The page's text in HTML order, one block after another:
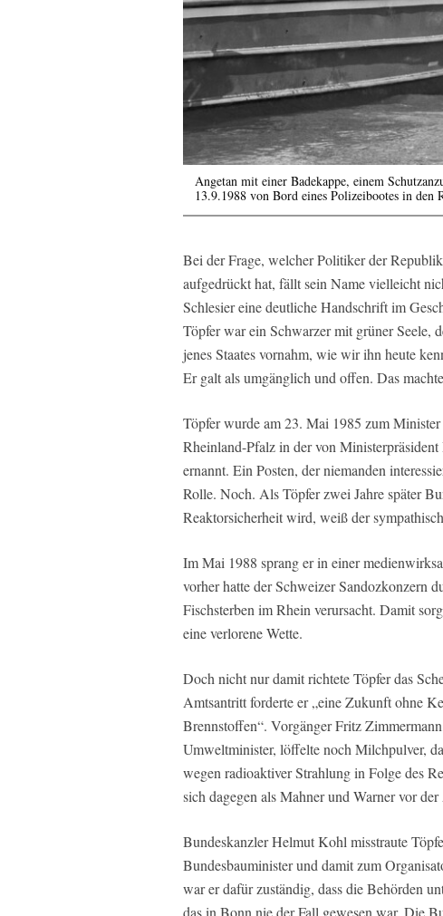
Angetan mit einer Badekappe, einem
13.9.1988 von Bord eines Polizeibootes in den
Bei der Frage, welcher Politiker der
aufgedrückt hat, fällt sein Name vielleicht
Schlesier eine deutliche Handschrift im
Töpfer war ein Schwarzer mit grüner Seele,
jenes Staates vornahm, wie wir ihn heute
Er galt als umgänglich und offen. Das
Töpfer wurde am 23. Mai 1985 zum
Rheinland-Pfalz in der von
ernannt. Ein Posten, der niemanden
Rolle. Noch. Als Töpfer zwei Jahre später
Reaktorsicherheit wird, weiß der
Im Mai 1988 sprang er in einer
vorher hatte der Schweizer Sandozkonzern
Fischsterben im Rhein verursacht. Damit
eine verlorene Wette.
Doch nicht nur damit richtete Töpfer das
Amtsantritt forderte er „eine Zukunft ohne
Brennstoffen“. Vorgänger Fritz
Umweltminister, löffelte noch Milchpulver,
wegen radioaktiver Strahlung in Folge des
sich dagegen als Mahner und Warner vor
Bundeskanzler Helmut Kohl misstraute
Bundesbauminister und damit zum
war er dafür zuständig, dass die Behörden
das in Bonn nie der Fall gewesen war. Die